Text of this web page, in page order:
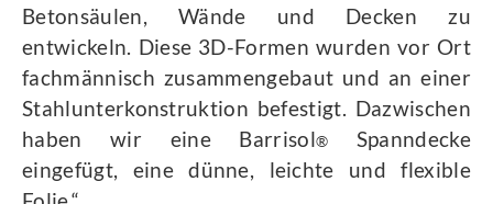
Betonsäulen, Wände und Decken zu
entwickeln. Diese 3D-Formen wurden vor Ort
fachmännisch zusammengebaut und an einer
Stahlunterkonstruktion befestigt. Dazwischen
haben wir eine Barrisol®
Spanndecke
eingefügt, eine dünne, leichte und flexible